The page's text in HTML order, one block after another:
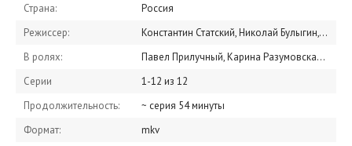
Страна:
Россия
Режиссер:
Константин Статский, Николай Булыгин, Максим Полинский
В ролях:
Павел Прилучный, Карина Разумовская, Дмитрий Шевченко, Александр Обласов, Денис Шведов, Никита Панфилов, Александр Дьяченко, Игорь Жижикин, Любовь Аксёнова, Виталия Корниенко
Серии
1-12 из 12
Продолжительность:
~ серия 54 минуты
Формат:
mkv